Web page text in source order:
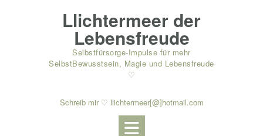
Llichtermeer der
Lebensfreude
Selbstfürsorge-Impulse für mehr
SelbstBewusstsein, Magie und Lebensfreude
♡
Schreib mir ♡ llichtermeer[@]hotmail.com